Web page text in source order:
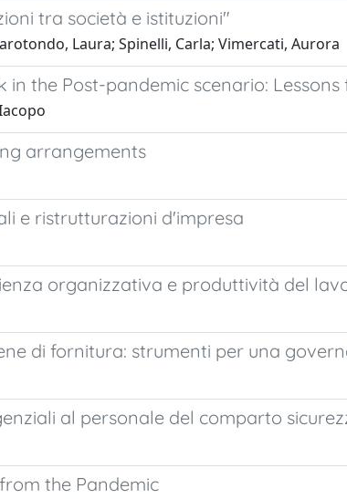
tra società e istituzioni"
Laura; Spinelli, Carla; Vimercati, Aurora
in the Post-pandemic scenario:
arrangements
e ristrutturazioni d'impresa
organizzativa e produttività del
di fornitura: strumenti per una
al personale del comparto
the Pandemic